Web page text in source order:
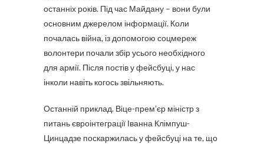
останніх років. Під час Майдану – вони були
основним джерелом інформації. Коли
почалась війна, із допомогою соцмереж
волонтери почали збір усього необхідного
для армії. Після постів у фейсбуці, у нас
інколи навіть когось звільняють.
Останній приклад. Віце-прем’єр міністр з
питань євроінтеграції Іванна Клімпуш-
Цинцадзе поскаржилась у фейсбуці на те, що